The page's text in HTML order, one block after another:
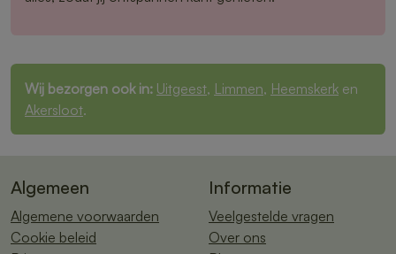
Wij bezorgen ook in: Uitgeest, Limmen, Heemskerk en
Akersloot.
Algemeen
Algemene voorwaarden
Cookie beleid
Informatie
Veelgestelde vragen
Over ons